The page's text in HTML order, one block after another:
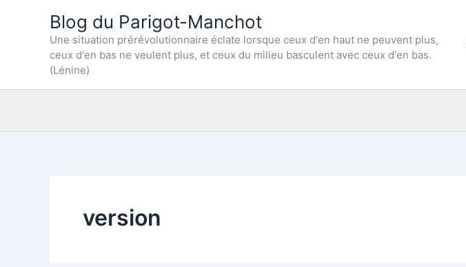
Blog du Parigot-Manchot
Une situation prérévolutionnaire éclate lorsque ceux d'en haut ne peuvent plus,
ceux d'en bas ne veulent plus, et ceux du milieu basculent avec ceux d'en bas.
(Lénine)
version